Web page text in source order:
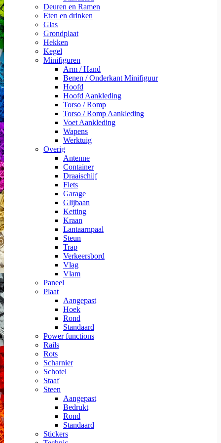
Deuren en Ramen
Eten en drinken
Glas
Grondplaat
Hekken
Kegel
Minifiguren
Arm / Hand
Benen / Onderkant Minifiguur
Hoofd
Hoofd Aankleding
Torso / Romp
Torso / Romp Aankleding
Voet Aankleding
Wapens
Werktuig
Overig
Antenne
Container
Draaischijf
Fiets
Garage
Glijbaan
Ketting
Kraan
Lantaarnpaal
Steun
Trap
Verkeersbord
Vlag
Vlam
Paneel
Plaat
Aangepast
Hoek
Rond
Standaard
Power functions
Rails
Rots
Scharnier
Schotel
Staaf
Steen
Aangepast
Bedrukt
Rond
Standaard
Stickers